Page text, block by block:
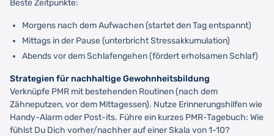
Beste Zeitpunkte:
Morgens nach dem Aufwachen (startet den Tag entspannt)
Mittags in der Pause (unterbricht Stressakkumulation)
Abends vor dem Schlafengehen (fördert erholsamen Schlaf)
Strategien für nachhaltige Gewohnheitsbildung
Verknüpfe PMR mit bestehenden Routinen (nach dem
Zähneputzen, vor dem Mittagessen). Nutze Erinnerungshilfen wie
Handy-Alarm oder Post-its. Führe ein kurzes PMR-Tagebuch: Wie
fühlst Du Dich vorher/nachher auf einer Skala von 1-10?